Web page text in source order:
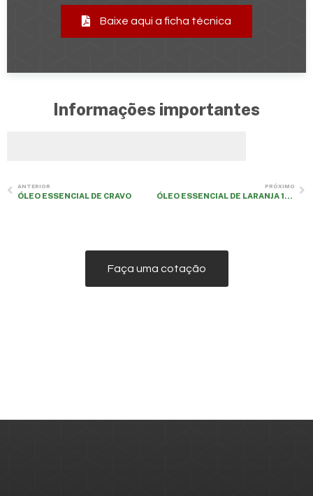
Baixe aqui a ficha técnica
Informações importantes
ANTERIOR
ÓLEO ESSENCIAL DE CRAVO
PRÓXIMO
ÓLEO ESSENCIAL DE LARANJA 10X
Faça uma cotação